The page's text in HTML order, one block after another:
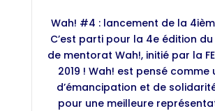
Wah! #4 : lancement de la
C’est parti pour la 4e édition
de mentorat Wah!, initié par la
2019 ! Wah! est pensé comme
d’émancipation et de
pour une meilleure